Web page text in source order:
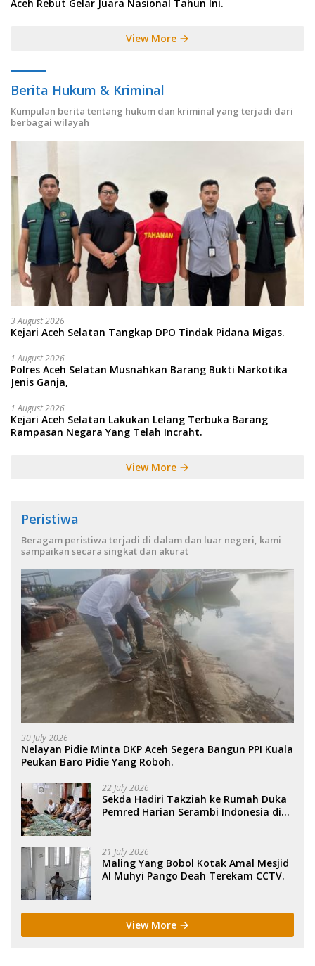
Aceh Rebut Gelar Juara Nasional Tahun Ini.
View More
Berita Hukum & Kriminal
Kumpulan berita tentang hukum dan kriminal yang terjadi dari
berbagai wilayah
3 August 2026
Kejari Aceh Selatan Tangkap DPO Tindak Pidana Migas.
1 August 2026
Polres Aceh Selatan Musnahkan Barang Bukti Narkotika
Jenis Ganja,
1 August 2026
Kejari Aceh Selatan Lakukan Lelang Terbuka Barang
Rampasan Negara Yang Telah Incraht.
View More
Peristiwa
Beragam peristiwa terjadi di dalam dan luar negeri, kami
sampaikan secara singkat dan akurat
30 July 2026
Nelayan Pidie Minta DKP Aceh Segera Bangun PPI Kuala
Peukan Baro Pidie Yang Roboh.
22 July 2026
Sekda Hadiri Takziah ke Rumah Duka
Pemred Harian Serambi Indonesia di
21 July 2026
Maling Yang Bobol Kotak Amal Mesjid
Al Muhyi Pango Deah Terekam CCTV.
View More